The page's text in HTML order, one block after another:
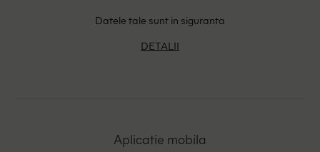
Datele tale sunt in siguranta
DETALII
Aplicatie mobila